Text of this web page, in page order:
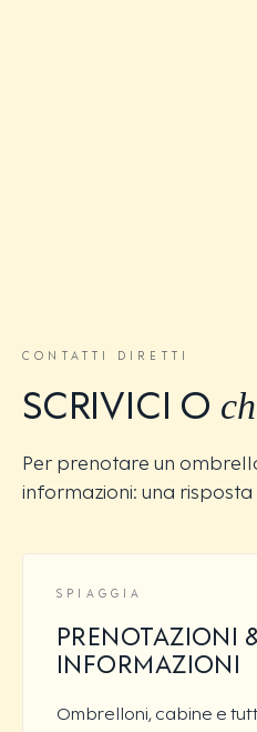
CONTATTI DIRETTI
SCRIVICI O
Per prenotare un
informazioni: una
SPIAGGIA
PRENOTAZIONI
INFORMAZIONI
Ombrelloni, cabine e